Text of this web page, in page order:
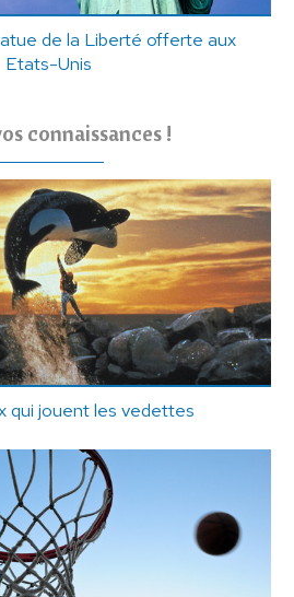
de la Liberté offerte aux
Etats-Unis
connaissances !
qui jouent les vedettes